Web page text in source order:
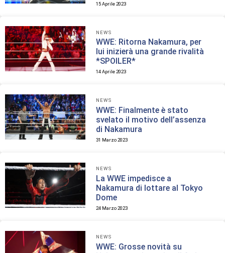
15 Aprile 2023
NEWS
WWE: Ritorna Nakamura, per
lui inizierà una grande rivalità
*SPOILER*
14 Aprile 2023
NEWS
WWE: Finalmente è stato
svelato il motivo dell’assenza
di Nakamura
31 Marzo 2023
NEWS
La WWE impedisce a
Nakamura di lottare al Tokyo
Dome
24 Marzo 2023
NEWS
WWE: Grosse novità su